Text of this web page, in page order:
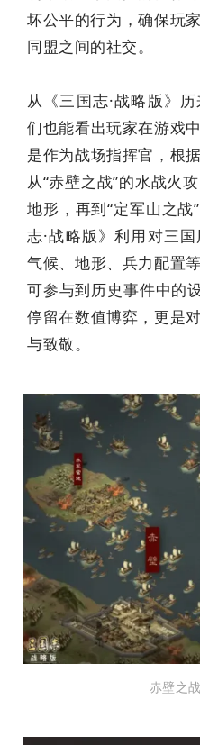
坏公平的行为，确保玩
同盟之间的社交。
从《三国志·战略版》
们也能看出玩家在游戏
是作为战场指挥官，根
从“赤壁之战”的水战火
地形，再到“定军山之
志·战略版》利用对三
气候、地形、兵力配置
可参与到历史事件中的
停留在数值博弈，更是
与致敬。
赤壁之